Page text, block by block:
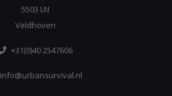
5503 LN
Veldhoven
+31(0)40 2547606
info@urbansurvival.nl